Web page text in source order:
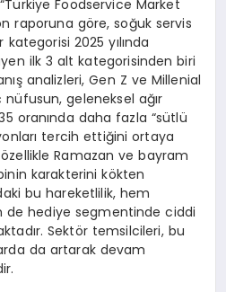
“Türkiye Foodservice Market
raporuna göre, soğuk servis
2025 yılında
ilk 3 alt kategorisinden biri
analizleri, Gen Z ve Millenial
nüfusun, geleneksel ağır
oranında daha fazla “sütlü
tercih ettiğini ortaya
Ramazan ve bayram
karakterini kökten
bu hareketlilik, hem
hediye segmentinde ciddi
Sektör temsilcileri, bu
da artarak devam